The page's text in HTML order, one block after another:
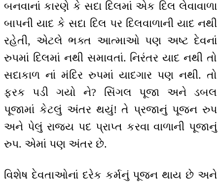
બનવાનાં કારણે કે સદા દિલમાં એક દિલ લેવાવાળા
બાપની યાદ કે સદા દિલ પર દિલવાળાની યાદ નથી
રહેતી, એટલે ભક્ત આત્માઓ પણ અષ્ટ દેવનાં
રુપમાં દિલમાં નથી સમાવતાં. નિરંતર યાદ નથી તો
સદાકાળ નાં મંદિર રુપમાં યાદગાર પણ નથી. તો
ફરક પડી ગયો ને? સિંગલ પૂજા અને ડબલ
પૂજામાં કેટલું અંતર થયું! તે પ્રજાનું પૂજન રુપ
અને પેલું રાજ્ય પદ પ્રાપ્ત કરવા વાળાની પૂજાનું
રુપ. એમાં પણ અંતર છે.
વિશેષ દેવતાઓનાં દરેક કર્મનું પૂજન થાય છે અને